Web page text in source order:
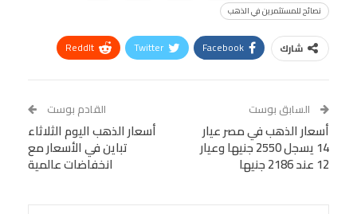
نصائح للمستثمرين في الذهب
شارك Facebook
Twitter
ReddIt
Tumblr
البريد الإلكتروني
StumbleUpon
VK
Digg
LINE
Viber
السابق بوست
أسعار الذهب في مصر عيار
14 يسجل 2550 جنيها وعيار
12 عند 2186 جنيها
القادم بوست
أسعار الذهب اليوم الثلاثاء
تباين في الأسعار مع
انخفاضات عالمية